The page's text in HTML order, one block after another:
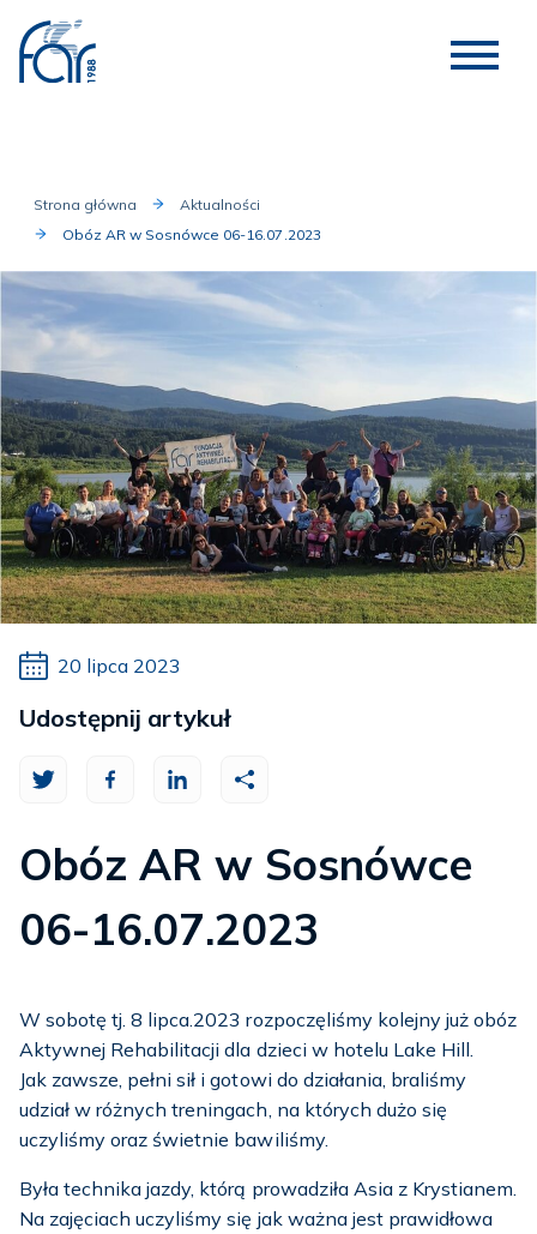
Strona główna
Aktualności
Obóz AR w Sosnówce 06-16.07.2023
20 lipca 2023
Obóz AR w Sosnówce
06-16.07.2023
W sobotę tj. 8 lipca.2023 rozpoczęliśmy kolejny już obóz
Aktywnej Rehabilitacji dla dzieci w hotelu Lake Hill.
Jak zawsze, pełni sił i gotowi do działania, braliśmy
udział w różnych treningach, na których dużo się
uczyliśmy oraz świetnie bawiliśmy.
Była technika jazdy, którą prowadziła Asia z Krystianem.
Na zajęciach uczyliśmy się jak ważna jest prawidłowa
Udostępnij artykuł